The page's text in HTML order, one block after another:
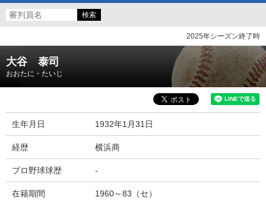
2025年シーズン終了時
大谷 泰司
おおたに・たいじ
生年月日 1932年1月31日
経歴 横浜商
プロ野球球歴 -
在籍期間 1960～83（セ）